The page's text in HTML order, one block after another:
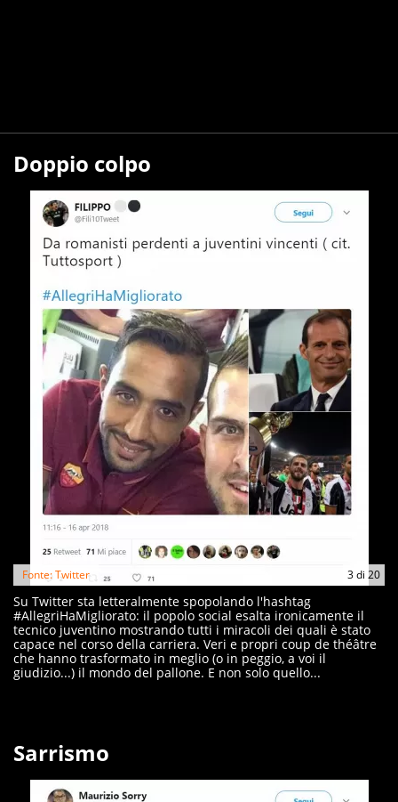
Doppio colpo
3di 20
Fonte: Twitter
Su Twitter sta letteralmente spopolando l'hashtag
#AllegriHaMigliorato: il popolo social esalta ironicamente il
tecnico juventino mostrando tutti i miracoli dei quali è stato
capace nel corso della carriera. Veri e propri coup de théâtre
che hanno trasformato in meglio (o in peggio, a voi il
giudizio...) il mondo del pallone. E non solo quello...
Sarrismo